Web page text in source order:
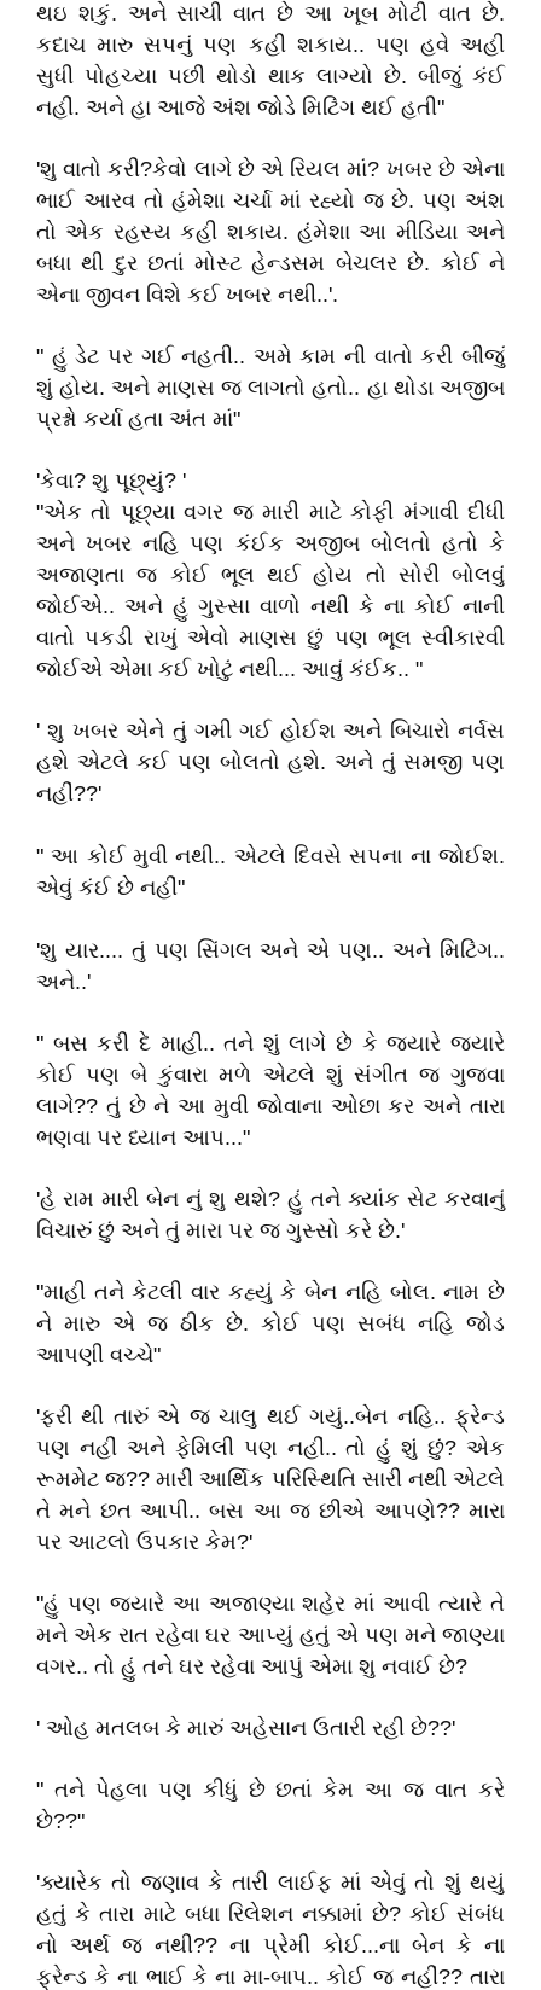
થઇ શકું. અને સાચી વાત છે આ ખૂબ મોટી વાત છે.
કદાચ મારુ સપનું પણ કહી શકાય.. પણ હવે અહીં
સુધી પોહચ્યા પછી થોડો થાક લાગ્યો છે. બીજું કંઈ
નહીં. અને હા આજે અંશ જોડે મિટિંગ થઈ હતી"
'શુ વાતો કરી?કેવો લાગે છે એ રિયલ માં? ખબર છે એના
ભાઈ આરવ તો હંમેશા ચર્ચા માં રહ્યો જ છે. પણ અંશ
તો એક રહસ્ય કહી શકાય. હંમેશા આ મીડિયા અને
બધા થી દુર છતાં મોસ્ટ હેન્ડસમ બેચલર છે. કોઈ ને
એના જીવન વિશે કઈ ખબર નથી..'.
" હું ડેટ પર ગઈ નહતી.. અમે કામ ની વાતો કરી બીજું
શું હોય. અને માણસ જ લાગતો હતો.. હા થોડા અજીબ
પ્રશ્નો કર્યા હતા અંત માં"
'કેવા? શુ પૂછ્યું? '
"એક તો પૂછ્યા વગર જ મારી માટે કોફી મંગાવી દીધી
અને ખબર નહિ પણ કંઈક અજીબ બોલતો હતો કે
અજાણતા જ કોઈ ભૂલ થઈ હોય તો સોરી બોલવું
જોઈએ.. અને હું ગુસ્સા વાળો નથી કે ના કોઈ નાની
વાતો પકડી રાખું એવો માણસ છું પણ ભૂલ સ્વીકારવી
જોઈએ એમા કઈ ખોટું નથી... આવું કંઈક.. "
' શુ ખબર એને તું ગમી ગઈ હોઈશ અને બિચારો નર્વસ
હશે એટલે કઈ પણ બોલતો હશે. અને તું સમજી પણ
નહીં??'
" આ કોઈ મુવી નથી.. એટલે દિવસે સપના ના જોઈશ.
એવું કંઈ છે નહીં"
'શુ યાર.... તું પણ સિંગલ અને એ પણ.. અને મિટિંગ..
અને..'
" બસ કરી દે માહી.. તને શું લાગે છે કે જ્યારે જ્યારે
કોઈ પણ બે કુંવારા મળે એટલે શું સંગીત જ ગુજવા
લાગે?? તું છે ને આ મુવી જોવાના ઓછા કર અને તારા
ભણવા પર ધ્યાન આપ..."
'હે રામ મારી બેન નું શુ થશે? હું તને ક્યાંક સેટ કરવાનું
વિચારું છું અને તું મારા પર જ ગુસ્સો કરે છે.'
"માહી તને કેટલી વાર કહ્યું કે બેન નહિ બોલ. નામ છે
ને મારુ એ જ ઠીક છે. કોઈ પણ સબંધ નહિ જોડ
આપણી વચ્ચે"
'ફરી થી તારું એ જ ચાલુ થઈ ગયું..બેન નહિ.. ફ્રેન્ડ
પણ નહીં અને ફેમિલી પણ નહીં.. તો હું શું છું? એક
રૂમમેટ જ?? મારી આર્થિક પરિસ્થિતિ સારી નથી એટલે
તે મને છત આપી.. બસ આ જ છીએ આપણે?? મારા
પર આટલો ઉપકાર કેમ?'
"હું પણ જયારે આ અજાણ્યા શહેર માં આવી ત્યારે તે
મને એક રાત રહેવા ઘર આપ્યું હતું એ પણ મને જાણ્યા
વગર.. તો હું તને ઘર રહેવા આપું એમા શુ નવાઈ છે?
' ઓહ મતલબ કે મારું અહેસાન ઉતારી રહી છે??'
" તને પેહલા પણ કીધું છે છતાં કેમ આ જ વાત કરે
છે??"
'ક્યારેક તો જણાવ કે તારી લાઈફ માં એવું તો શું થયું
હતું કે તારા માટે બધા રિલેશન નક્કામાં છે? કોઈ સંબંધ
નો અર્થ જ નથી?? ના પ્રેમી કોઈ...ના બેન કે ના
ફ્રેન્ડ કે ના ભાઈ કે ના મા-બાપ.. કોઈ જ નહીં?? તારા